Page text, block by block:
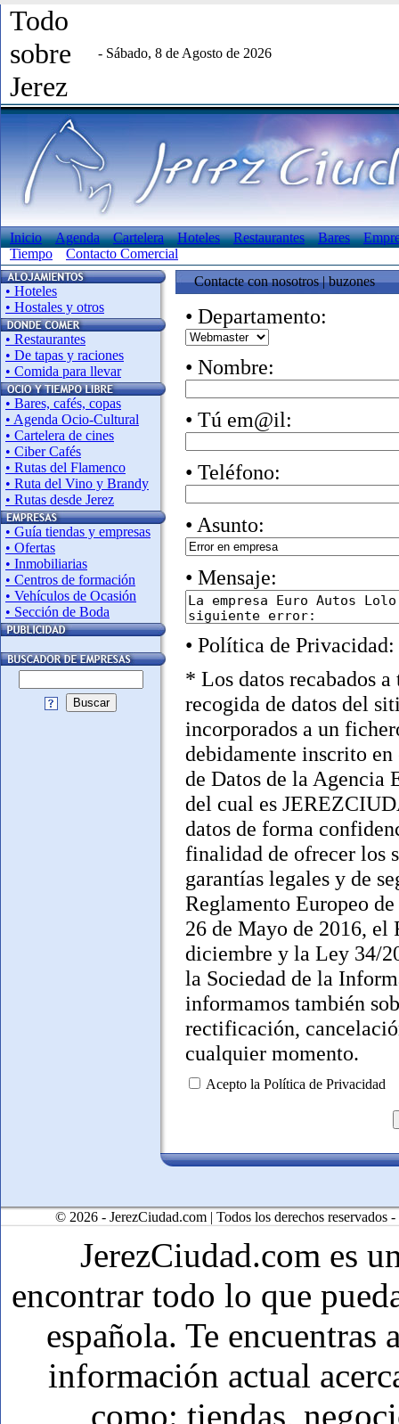
Todo
sobre
Jerez
- Sábado, 8 de Agosto de 2026
Inicio Agenda Cartelera Hoteles Restaurantes Bares
Tiempo
Contacto Comercial
• Hoteles
• Hostales y otros
• Restaurantes
• De tapas y raciones
• Comida para llevar
• Bares, cafés, copas
• Agenda Ocio-Cultural
• Cartelera de cines
• Ciber Cafés
• Rutas del Flamenco
• Ruta del Vino y Brandy
• Rutas desde Jerez
• Guía tiendas y empresas
• Ofertas
• Inmobiliarias
• Centros de formación
• Vehículos de Ocasión
• Sección de Boda
Buscar
Contacte con nosotros | buzones
• Departamento:
• Nombre:
• Tú em@il:
• Teléfono:
• Asunto:
• Mensaje:
• Política de Privacidad:
* Los datos recabados
recogida de datos del
incorporados a un
debidamente inscrito
de Datos de la Agencia
del cual es
datos de forma
finalidad de ofrecer los
garantías legales y de
Reglamento Europeo
26 de Mayo de 2016, el
diciembre y la Ley 34/
la Sociedad de la
informamos también
rectificación,
cualquier momento.
Acepto la Política de Privacidad
© 2026 - JerezCiudad.com | Todos los derechos
JerezCiudad.com es
encontrar todo lo que
española. Te
información actual
como: tiendas,